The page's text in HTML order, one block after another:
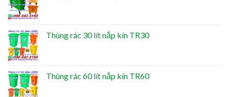
Thùng rác 30 lít nắp kín TR30
Thùng rác 60 lít nắp kín TR60